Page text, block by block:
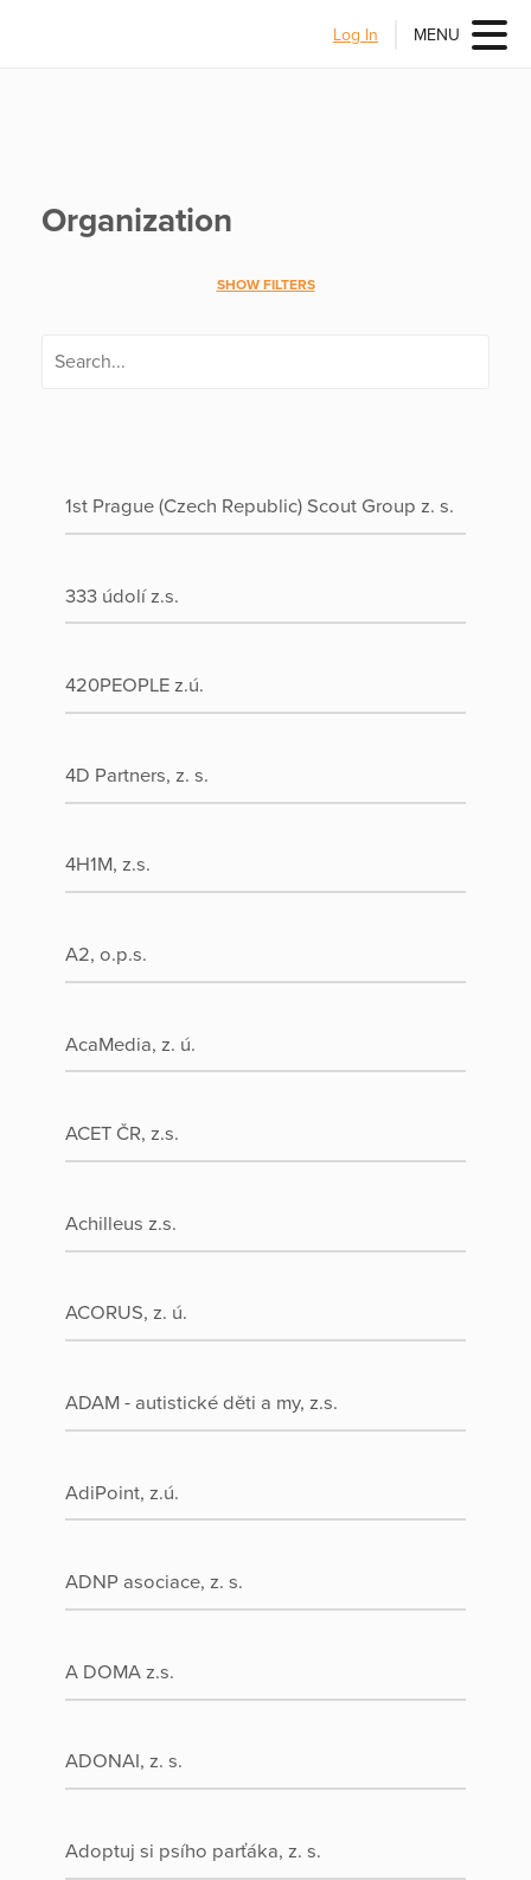
Log In MENU
Organization
SHOW FILTERS
1st Prague (Czech Republic) Scout Group z. s.
333 údolí z.s.
420PEOPLE z.ú.
4D Partners, z. s.
4H1M, z.s.
A2, o.p.s.
AcaMedia, z. ú.
ACET ČR, z.s.
Achilleus z.s.
ACORUS, z. ú.
ADAM - autistické děti a my, z.s.
AdiPoint, z.ú.
ADNP asociace, z. s.
A DOMA z.s.
ADONAI, z. s.
Adoptuj si psího parťáka, z. s.